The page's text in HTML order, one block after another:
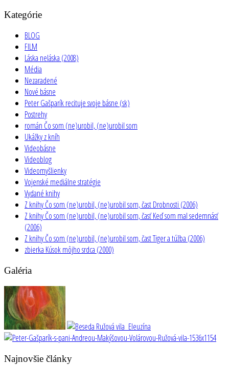
Kategórie
BLOG
FILM
Láska neláska (2008)
Média
Nezaradené
Nové básne
Peter Gašparík recituje svoje básne (sk)
Postrehy
román Čo som (ne)urobil, (ne)urobil som
Ukážky z kníh
Videobásne
Videoblog
Videomyšlienky
Vojenské mediálne stratégie
Vydané knihy
Z knihy Čo som (ne)urobil, (ne)urobil som, čast Drobnosti (2006)
Z knihy Čo som (ne)urobil, (ne)urobil som, časť Keď som mal sedemnásť
(2006)
Z knihy Čo som (ne)urobil, (ne)urobil som, čast Tiger a túžba (2006)
zbierka Kúsok môjho srdca (2000)
Galéria
Najnovšie články